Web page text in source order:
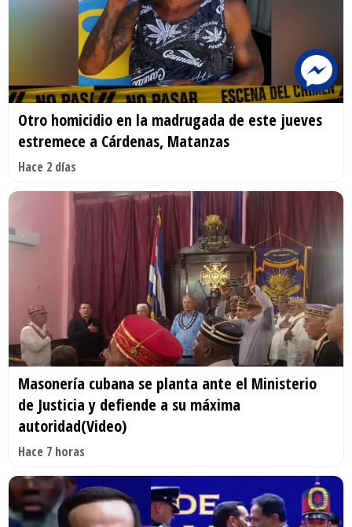
Otro homicidio en la madrugada de este jueves
estremece a Cárdenas, Matanzas
Hace 2 días
Masonería cubana se planta ante el Ministerio
de Justicia y defiende a su máxima
autoridad(Video)
Hace 7 horas